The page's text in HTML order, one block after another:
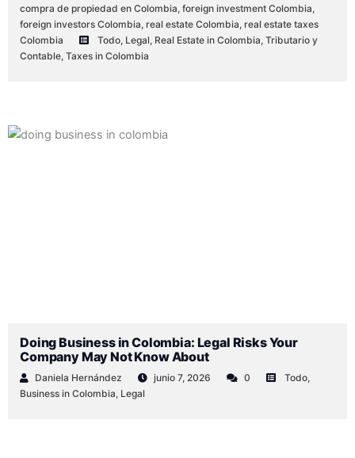
compra de propiedad en Colombia, foreign investment Colombia,
foreign investors Colombia, real estate Colombia, real estate taxes
Colombia
Todo, Legal, Real Estate in Colombia, Tributario y
Contable, Taxes in Colombia
Doing Business in Colombia: Legal Risks Your
Company May Not Know About
Daniela Hernández junio 7, 2026 0 Todo,
Business in Colombia, Legal